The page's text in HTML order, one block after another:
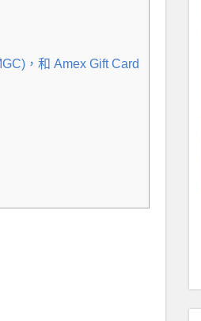
，和 Amex Gift Card